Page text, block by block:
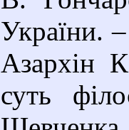
України.
Азархін
суть